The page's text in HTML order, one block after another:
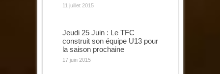
11 juillet 2015
Jeudi 25 Juin : Le TFC
construit son équipe U13 pour
la saison prochaine
17 juin 2015